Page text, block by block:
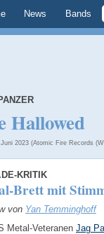
News Bands
Hallowed
2023 (Atomic Fire Records
KRITIK
Brett mit
von Yan Temminghoff
Metal-Veteranen Jag